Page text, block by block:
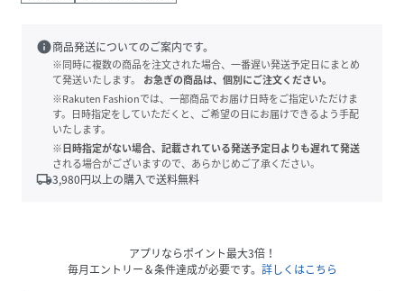
info商品発送についてのご案内です。
※同時に複数の商品を注文された場合、一番遅い発送予定日にまとめ
て発送いたします。
お急ぎの商品は、個別にご注文ください。
※Rakuten Fashionでは、一部商品でお届け日時をご指定いただけま
す。日時指定をしていただくと、ご希望の日にお届けできるよう手配
いたします。
※日時指定がない場合、記載されている発送予定日よりも遅れて発送
される場合がございますので、あらかじめご了承ください。
local_shipping3,980円以上の購入で送料無料
アプリならポイント最大3倍！
毎月エントリー＆条件達成が必要です。 詳しくはこちら